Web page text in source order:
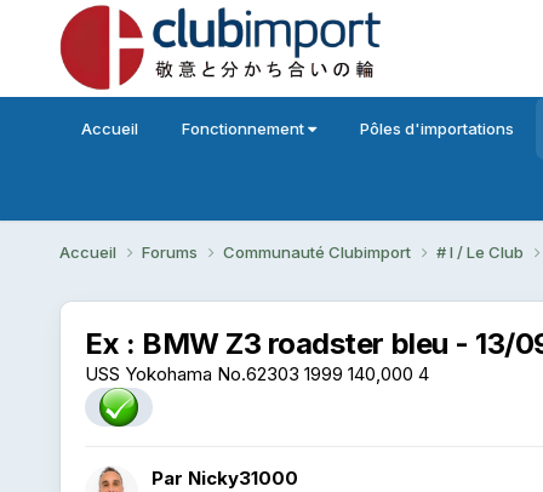
Accueil Fonctionnement Pôles d'importations
Accueil Forums Communauté Clubimport # I / Le Club
Ex : BMW Z3 roadster bleu - 13/
USS Yokohama No.62303 1999 140,000 4
Par Nicky31000